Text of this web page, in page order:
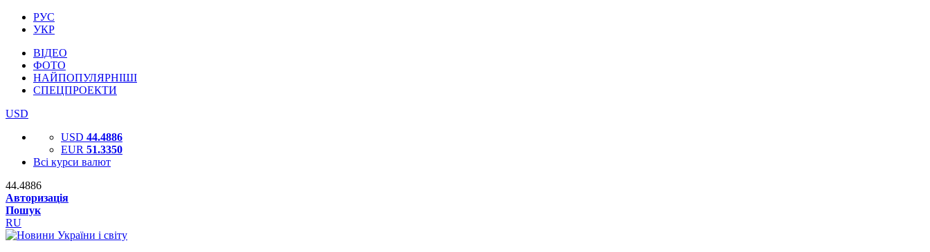
РУС
УКР
ВІДЕО
ФОТО
НАЙПОПУЛЯРНІШІ
СПЕЦПРОЕКТИ
USD
USD 44.4886
EUR 51.3350
Всі курси валют
44.4886
Авторизація
Пошук
RU